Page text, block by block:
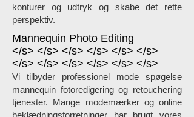
konturer og udtryk og skabe det rette
perspektiv.
Mannequin Photo Editing
</s> </s> </s> </s> </s> </s>
</s> </s> </s> </s> </s> </s>
Vi tilbyder professionel mode spøgelse
mannequin fotoredigering og retouchering
tjenester. Mange modemærker og online
beklædningsforretninger har brugt vores